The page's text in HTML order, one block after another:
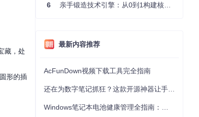
藏，处
形的插
6 亲手锻造技术引擎：从0到1构建核心系统的实践指南
最新内容推荐
AcFunDown视频下载工具完全指南